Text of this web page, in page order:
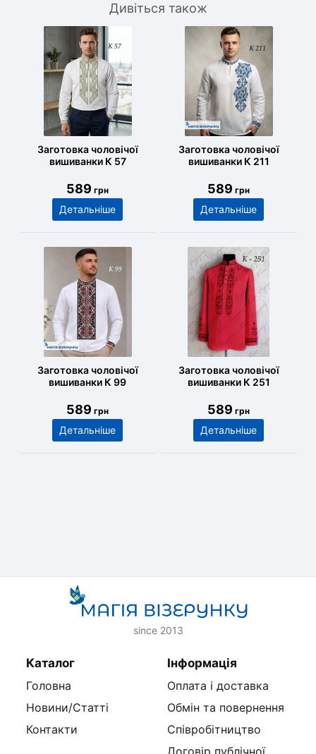
Дивіться також
Заготовка чоловічої
вишиванки К 57
589 грн
Детальніше
Заготовка чоловічої
вишиванки К 211
589 грн
Детальніше
Заготовка чоловічої
вишиванки К 99
589 грн
Детальніше
Заготовка чоловічої
вишиванки К 251
589 грн
Детальніше
since 2013
Каталог
Головна
Новини/Статті
Контакти
Інформація
Оплата і доставка
Обмін та повернення
Співробітництво